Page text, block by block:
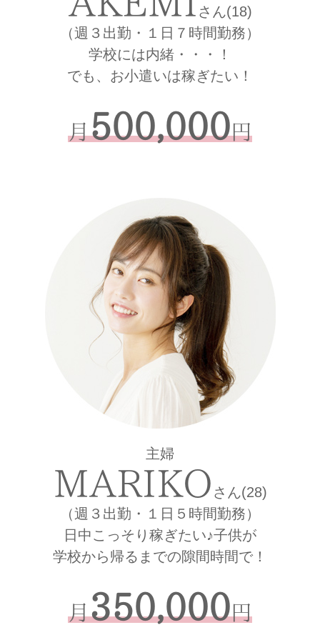
さん(18)
（週３出勤・１日７時間勤務）
学校には内緒・・・！
でも、お小遣いは稼ぎたい！
月500,000円
主婦
MARIKO さん(28)
（週３出勤・１日５時間勤務）
日中こっそり稼ぎたい♪子供が
学校から帰るまでの隙間時間で！
月350,000円